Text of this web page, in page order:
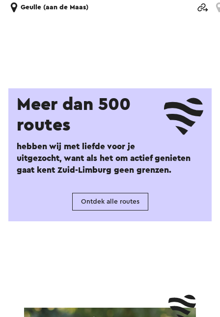
Geulle (aan de Maas)
Meer dan 500
routes
hebben wij met liefde voor je
uitgezocht, want als het om actief genieten
gaat kent Zuid-Limburg geen grenzen.
Ontdek alle routes